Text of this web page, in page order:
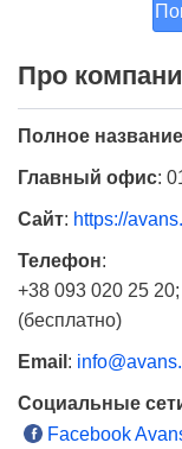
Про
Полное название
Главный офис:
Сайт: https://
Телефон:
+38 093 020 25
(бесплатно)
Email :
Социальные
Facebook